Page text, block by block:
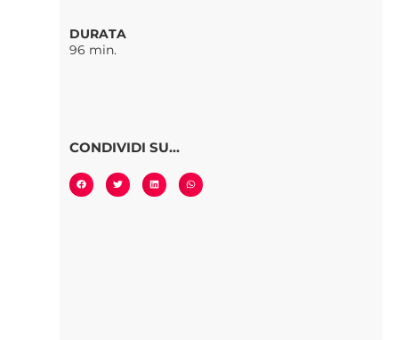
DURATA
96 min.
CONDIVIDI SU...